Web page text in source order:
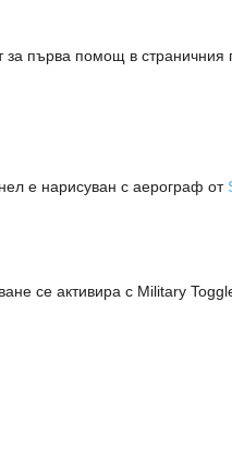
за първа помощ в страничния
е нарисуван с аерограф от
се активира с Military